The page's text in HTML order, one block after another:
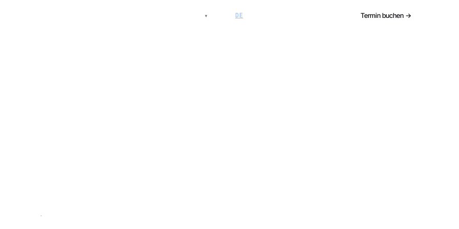
Ressourcen▾ DE Termin buchen →
·